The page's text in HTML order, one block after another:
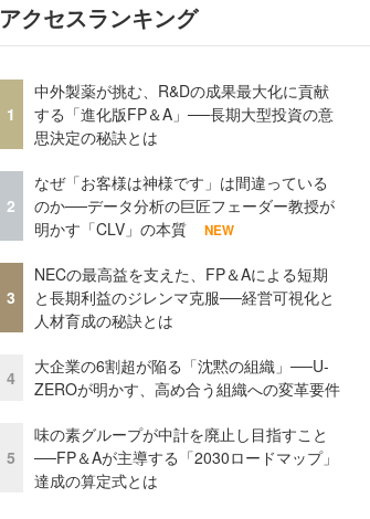
アクセスランキング
1
中外製薬が挑む、R&Dの成果最大化に貢献
する「進化版FP＆A」──長期大型投資の意
思決定の秘訣とは
2
なぜ「お客様は神様です」は間違っている
のか──データ分析の巨匠フェーダー教授が
明かす「CLV」の本質
NEW
3
NECの最高益を支えた、FP＆Aによる短期
と長期利益のジレンマ克服──経営可視化と
人材育成の秘訣とは
4
大企業の6割超が陥る「沈黙の組織」──U-
ZEROが明かす、高め合う組織への変革要件
5
味の素グループが中計を廃止し目指すこと
──FP＆Aが主導する「2030ロードマップ」
達成の算定式とは